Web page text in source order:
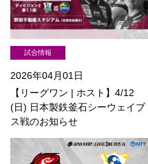
試合情報
2026年04月01日
【リーグワン | ホスト】4/12
(日) 日本製鉄釜石シーウェイブ
ス戦のお知らせ